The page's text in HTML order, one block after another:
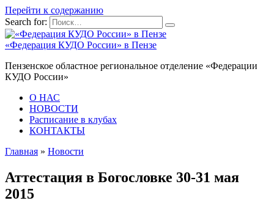
Перейти к содержанию
Search for:
«Федерация КУДО России» в Пензе
Пензенское областное региональное отделение «Федерации
КУДО России»
О НАС
НОВОСТИ
Расписание в клубах
КОНТАКТЫ
Главная » Новости
Аттестация в Богословке 30-31 мая
2015